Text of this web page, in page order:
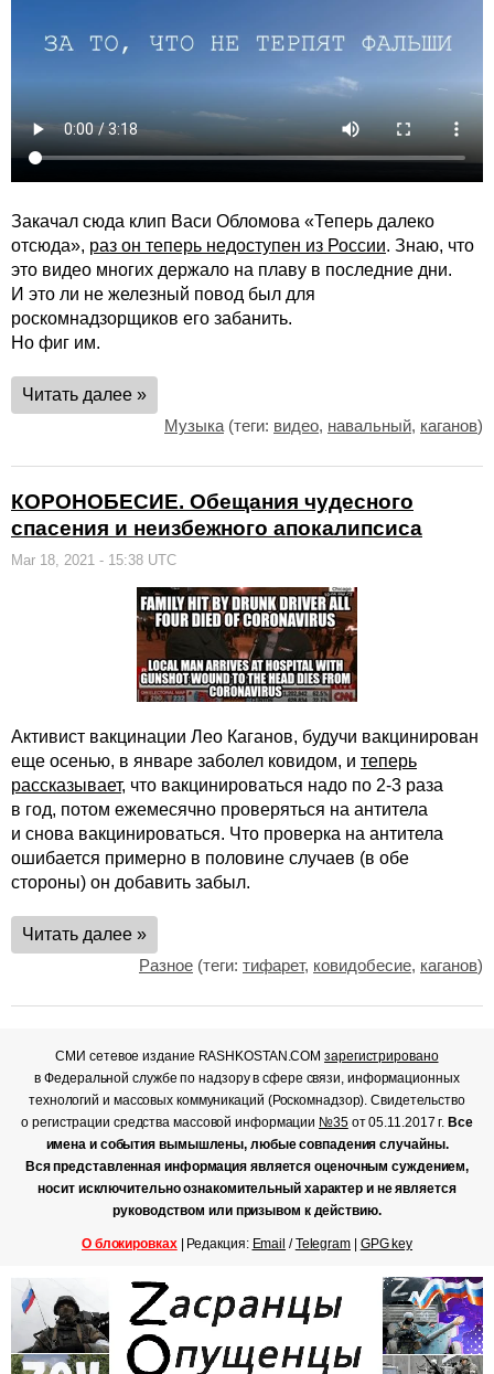
Закачал сюда клип Васи Обломова «Теперь далеко
отсюда», раз он теперь недоступен из России. Знаю, что
это видео многих держало на плаву в последние дни.
И это ли не железный повод был для
роскомнадзорщиков его забанить.
Но фиг им.
Читать далее »
Музыка (теги: видео, навальный, каганов)
КОРОНОБЕСИЕ. Обещания чудесного
спасения и неизбежного апокалипсиса
Mar 18, 2021 - 15:38 UTC
Активист вакцинации Лео Каганов, будучи вакцинирован
еще осенью, в январе заболел ковидом, и теперь
рассказывает, что вакцинироваться надо по 2-3 раза
в год, потом ежемесячно проверяться на антитела
и снова вакцинироваться. Что проверка на антитела
ошибается примерно в половине случаев (в обе
стороны) он добавить забыл.
Читать далее »
Разное (теги: тифарет, ковидобесие, каганов)
СМИ сетевое издание RASHKOSTAN.COMзарегистрировано
в Федеральной службе по надзору в сфере связи, информационных
технологий и массовых коммуникаций (Роскомнадзор). Свидетельство
о регистрации средства массовой информации №35от 05.11.2017 г.Все
имена и события вымышлены, любые совпадения случайны.
Вся представленная информация является оценочным суждением,
носит исключительно ознакомительный характер и не является
руководством или призывом к действию.
О блокировках| Редакция: Email /Telegram| GPG key